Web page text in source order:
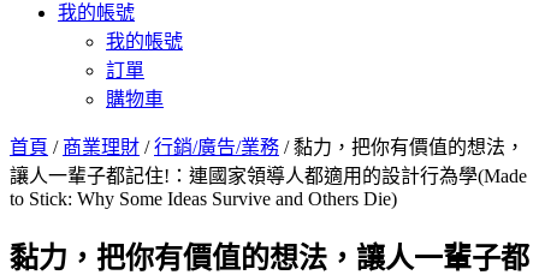
我的帳號
我的帳號
訂單
購物車
首頁 / 商業理財 /行銷/廣告/業務 / 黏力，把你有價值的想法，
讓人一輩子都記住!：連國家領導人都適用的設計行為學(Made
to Stick: Why Some Ideas Survive and Others Die)
黏力，把你有價值的想法，讓人一輩子都